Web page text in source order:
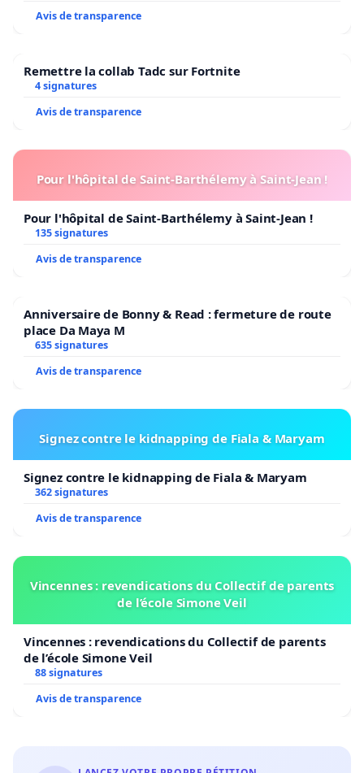
Avis de transparence
Remettre la collab Tadc sur Fortnite
4 signatures
Avis de transparence
Pour l'hôpital de Saint-Barthélemy à Saint-Jean !
Pour l'hôpital de Saint-Barthélemy à Saint-Jean !
135 signatures
Avis de transparence
Anniversaire de Bonny & Read : fermeture de route
place Da Maya M
635 signatures
Avis de transparence
Signez contre le kidnapping de Fiala & Maryam
Signez contre le kidnapping de Fiala & Maryam
362 signatures
Avis de transparence
Vincennes : revendications du Collectif de parents
de l’école Simone Veil
Vincennes : revendications du Collectif de parents
de l’école Simone Veil
88 signatures
Avis de transparence